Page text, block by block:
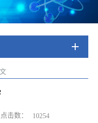
点击数： 10254